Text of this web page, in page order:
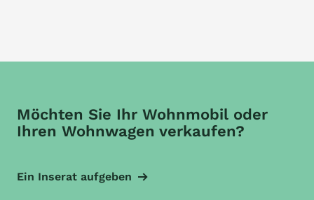
Möchten Sie Ihr Wohnmobil oder
Ihren Wohnwagen verkaufen?
Ein Inserat aufgeben